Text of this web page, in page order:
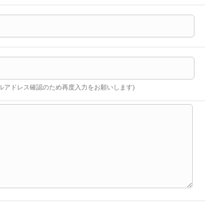
アドレス確認のため再度入力をお願いします)